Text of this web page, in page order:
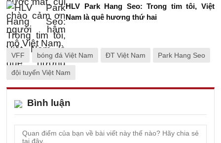
HLV Park Hang Seo: Trong tim tôi, Việt
Nam là quê hương thứ hai
VFF bóng đá Việt Nam ĐT Việt Nam Park Hang Seo
đội tuyển Việt Nam
Bình luận